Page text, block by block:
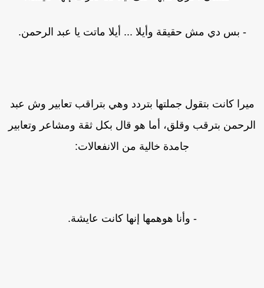
- بس دي مش حقيقة وأيلا ... أيلا ماتت يا عبد الرحمن.
كانت بتقول جملتها بتردد وهي بتراقب تعابير وش عبد
بترقب وقلق، أما هو قال بكل ثقة ومشاعر وتعابير
جامدة خالية من الانفعالات:
- وأنا هوهمها إنها كانت عايشة.